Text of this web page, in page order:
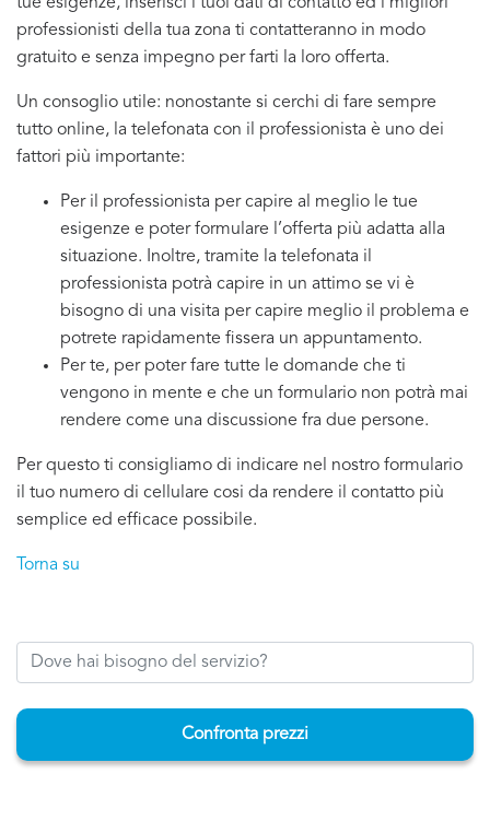
professionisti della tua zona ti contatteranno in modo
gratuito e senza impegno per farti la loro offerta.
Un consoglio utile: nonostante si cerchi di fare sempre
tutto online, la telefonata con il professionista è uno dei
fattori più importante:
Per il professionista per capire al meglio le tue
esigenze e poter formulare l’offerta più adatta alla
situazione. Inoltre, tramite la telefonata il
professionista potrà capire in un attimo se vi è
bisogno di una visita per capire meglio il problema e
potrete rapidamente fissera un appuntamento.
Per te, per poter fare tutte le domande che ti
vengono in mente e che un formulario non potrà mai
rendere come una discussione fra due persone.
Per questo ti consigliamo di indicare nel nostro formulario
il tuo numero di cellulare cosi da rendere il contatto più
semplice ed efficace possibile.
Torna su
Confronta prezzi